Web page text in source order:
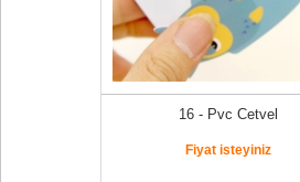
16 - Pvc Cetvel
Fiyat isteyiniz